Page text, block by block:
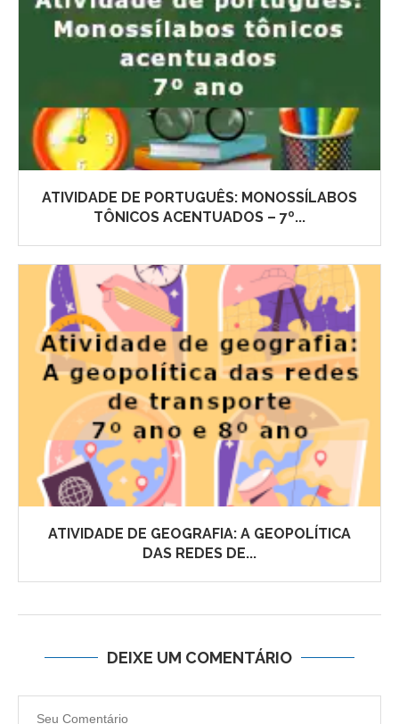
ATIVIDADE DE PORTUGUÊS: MONOSSÍLABOS
TÔNICOS ACENTUADOS – 7º...
ATIVIDADE DE GEOGRAFIA: A GEOPOLÍTICA
DAS REDES DE...
DEIXE UM COMENTÁRIO